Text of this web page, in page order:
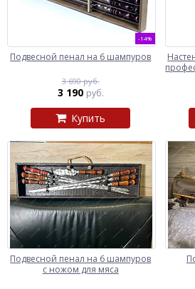
-14%
Подвесной пенал на 6 шампуров
3 690 руб.
3 190 руб.
Купить
Подвесной пенал на 6 шампуров
с ножом для мяса